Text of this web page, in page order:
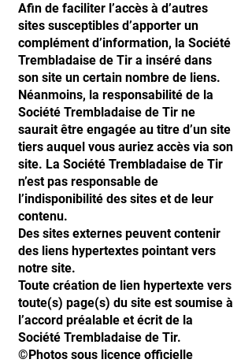
Afin de faciliter l’accès à d’autres
sites susceptibles d’apporter un
complément d’information, la Société
Trembladaise de Tir a inséré dans
son site un certain nombre de liens.
Néanmoins, la responsabilité de la
Société Trembladaise de Tir ne
saurait être engagée au titre d’un site
tiers auquel vous auriez accès via son
site. La Société Trembladaise de Tir
n’est pas responsable de
l’indisponibilité des sites et de leur
contenu.
Des sites externes peuvent contenir
des liens hypertextes pointant vers
notre site.
Toute création de lien hypertexte vers
toute(s) page(s) du site est soumise à
l’accord préalable et écrit de la
Société Trembladaise de Tir.
©Photos sous licence officielle